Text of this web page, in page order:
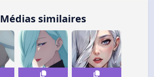
Médias similaires